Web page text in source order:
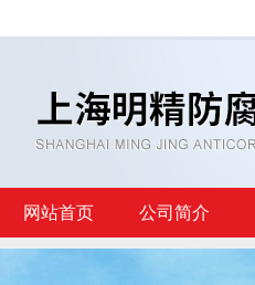
网站首页 公司简介